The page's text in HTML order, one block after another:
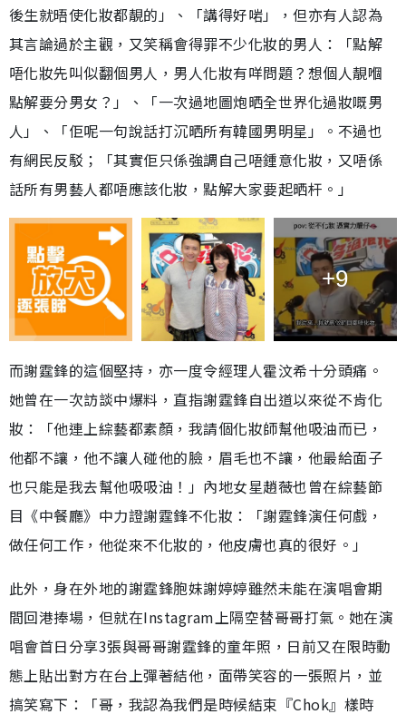
後生就晤使化妝都靚的」、「講得好啱」，但亦有人認為
其言論過於主觀，又笑稱會得罪不少化妝的男人：「點解
唔化妝先叫似翻個男人，男人化妝有咩問題？想個人靚嗰
點解要分男女？」、「一次過地圖炮晒全世界化過妝嘅男
人」、「佢呢一句說話打沉晒所有韓國男明星」。不過也
有網民反駁；「其實佢只係強調自己唔鍾意化妝，又唔係
話所有男藝人都唔應該化妝，點解大家要起晒杆。」
+9
而謝霆鋒的這個堅持，亦一度令經理人霍汶希十分頭痛。
她曾在一次訪談中爆料，直指謝霆鋒自出道以來從不肯化
妝：「他連上綜藝都素顏，我請個化妝師幫他吸油而已，
他都不讓，他不讓人碰他的臉，眉毛也不讓，他最給面子
也只能是我去幫他吸吸油！」內地女星趙薇也曾在綜藝節
目《中餐廳》中力證謝霆鋒不化妝：「謝霆鋒演任何戲，
做任何工作，他從來不化妝的，他皮膚也真的很好。」
此外，身在外地的謝霆鋒胞妹謝婷婷雖然未能在演唱會期
間回港捧場，但就在Instagram上隔空替哥哥打氣。她在演
唱會首日分享3張與哥哥謝霆鋒的童年照，日前又在限時動
態上貼出對方在台上彈著結他，面帶笑容的一張照片，並
搞笑寫下：「哥，我認為我們是時候結束『Chok』樣時